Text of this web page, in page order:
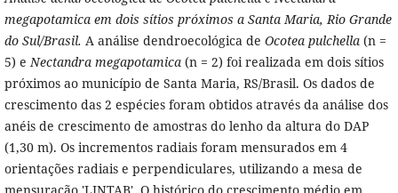
megapotamica em dois sítios próximos a Santa Maria, Rio Grande
do Sul/Brasil. A análise dendroecológica de Ocotea pulchella(n =
5) eNectandra megapotamica(n = 2) foi realizada em dois sítios
próximos ao município de Santa Maria, RS/Brasil. Os dados de
crescimento das 2 espécies foram obtidos através da análise dos
anéis de crescimento de amostras do lenho da altura do DAP
(1,30 m). Os incrementos radiais foram mensurados em 4
orientações radiais e perpendiculares, utilizando a mesa de